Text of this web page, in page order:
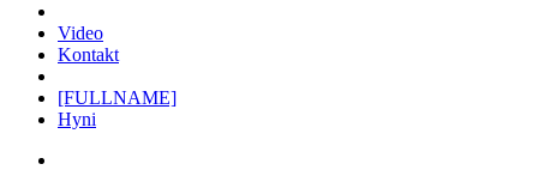
Video
Kontakt
[FULLNAME]
Hyni